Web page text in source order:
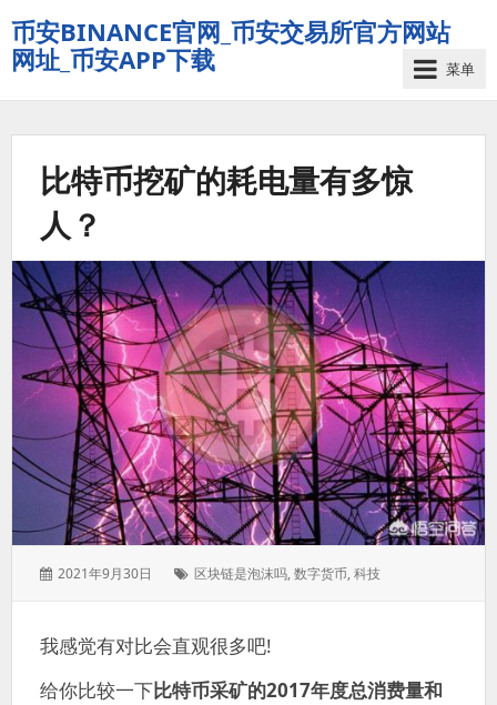
币安BINANCE官网_币安交易所官方网站
网址_币安APP下载
菜单
比特币挖矿的耗电量有多惊
人？
发
2021年9月30日
标
区块链是泡沫吗,数字货币,科技
我感觉有对比会直观很多吧!
给你比较一下比特币采矿的2017年度总消费量和